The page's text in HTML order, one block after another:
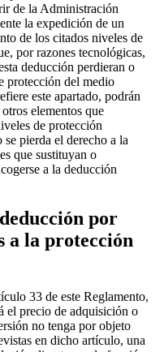
de la Administración
la expedición de un
de los citados niveles de
por razones tecnológicas,
deducción perdieran o
protección del medio
este apartado, podrán
elementos que
de protección
pierda el derecho a la
que sustituyan o
a la deducción
por
a la protección
33 de este Reglamento,
el precio de adquisición o
no tenga por objeto
en dicho artículo, una